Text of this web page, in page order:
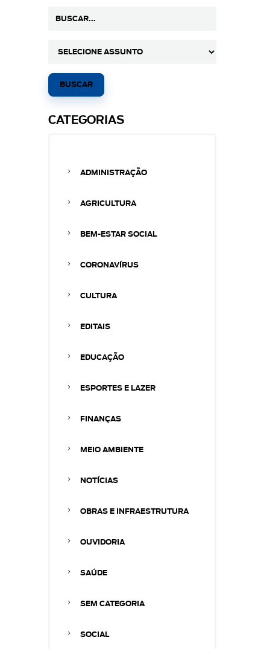
CATEGORIAS
ADMINISTRAÇÃO
AGRICULTURA
BEM-ESTAR SOCIAL
CORONAVÍRUS
CULTURA
EDITAIS
EDUCAÇÃO
ESPORTES E LAZER
FINANÇAS
MEIO AMBIENTE
NOTÍCIAS
OBRAS E INFRAESTRUTURA
OUVIDORIA
SAÚDE
SEM CATEGORIA
SOCIAL